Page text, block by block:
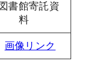
図書館寄託資
料
画像リンク